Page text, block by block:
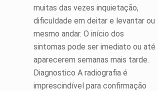
muitas das vezes inquietação,
dificuldade em deitar e levantar ou
mesmo andar. O início dos
sintomas pode ser imediato ou até
aparecerem semanas mais tarde.
Diagnostico A radiografia é
imprescindível para confirmação